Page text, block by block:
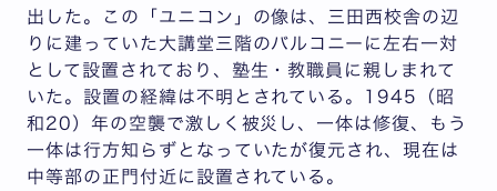
出した。この「ユニコン」の像は、三田西校舎の辺
りに建っていた大講堂三階のバルコニーに左右一対
として設置されており、塾生・教職員に親しまれて
いた。設置の経緯は不明とされている。1945（昭
和20）年の空襲で激しく被災し、一体は修復、もう
一体は行方知らずとなっていたが復元され、現在は
中等部の正門付近に設置されている。